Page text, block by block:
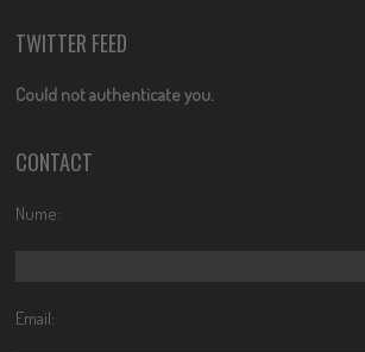
TWITTER FEED
Could not authenticate you.
CONTACT
Nume:
Email: